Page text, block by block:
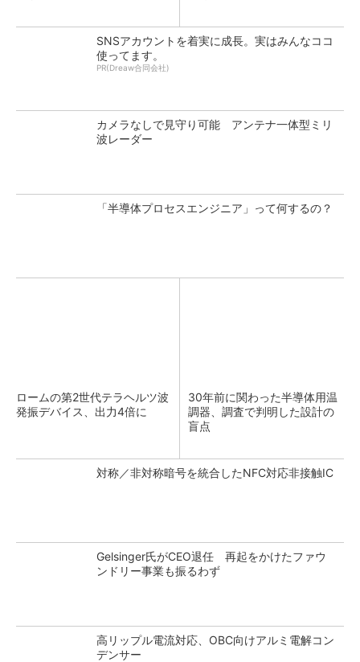
SNSアカウントを着実に成長。実はみんなココ
使ってます。
PR(Dreaw合同会社)
カメラなしで見守り可能 アンテナ一体型ミリ
波レーダー
「半導体プロセスエンジニア」って何するの？
ロームの第2世代テラヘルツ波
発振デバイス、出力4倍に
30年前に関わった半導体用温
調器、調査で判明した設計の
盲点
対称／非対称暗号を統合したNFC対応非接触IC
Gelsinger氏がCEO退任 再起をかけたファウ
ンドリー事業も振るわず
高リップル電流対応、OBC向けアルミ電解コン
デンサー